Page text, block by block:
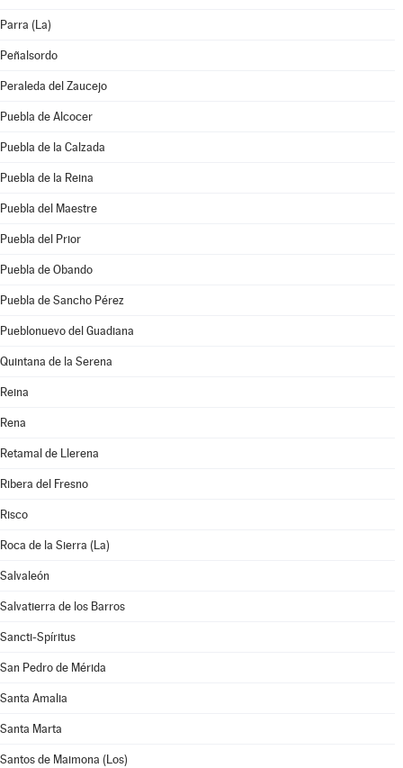
Parra (La)
Peñalsordo
Peraleda del Zaucejo
Puebla de Alcocer
Puebla de la Calzada
Puebla de la Reina
Puebla del Maestre
Puebla del Prior
Puebla de Obando
Puebla de Sancho Pérez
Pueblonuevo del Guadiana
Quintana de la Serena
Reina
Rena
Retamal de Llerena
Ribera del Fresno
Risco
Roca de la Sierra (La)
Salvaleón
Salvatierra de los Barros
Sancti-Spíritus
San Pedro de Mérida
Santa Amalia
Santa Marta
Santos de Maimona (Los)